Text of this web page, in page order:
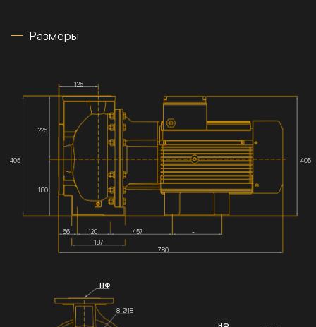
Размеры
125
405
225
180
405
66 120 457
-
187
780
НФ
НФ
8-Ø18